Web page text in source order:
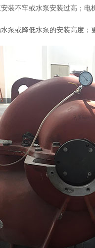
装不牢或水泵安装过高；电
泵或降低水泵的安装高度；